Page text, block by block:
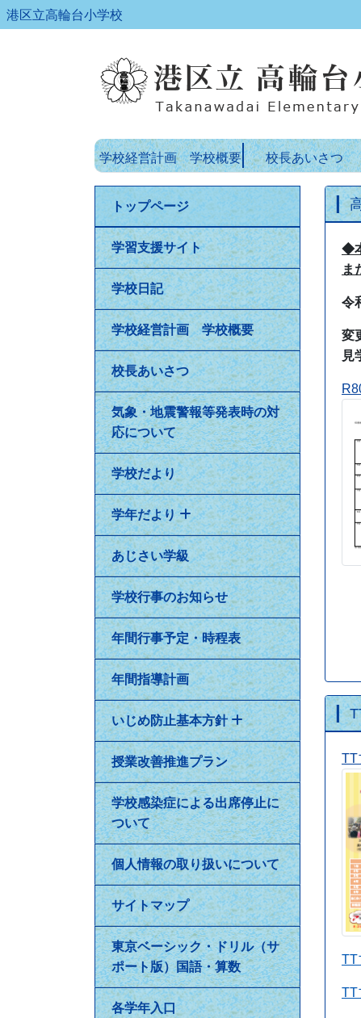
港区立高輪台小学校
学校経営計画 学校概要 校長あいさつ
トップページ
学習支援サイト
学校日記
学校経営計画 学校概要
校長あいさつ
気象・地震警報等発表時の対
応について
学校だより
学年だより
あじさい学級
学校行事のお知らせ
年間行事予定・時程表
年間指導計画
いじめ防止基本方針
授業改善推進プラン
学校感染症による出席停止に
ついて
個人情報の取り扱いについて
サイトマップ
東京ベーシック・ドリル（サ
ポート版）国語・算数
各学年入口
◆
ま
令
変
見
TT
TT
TT